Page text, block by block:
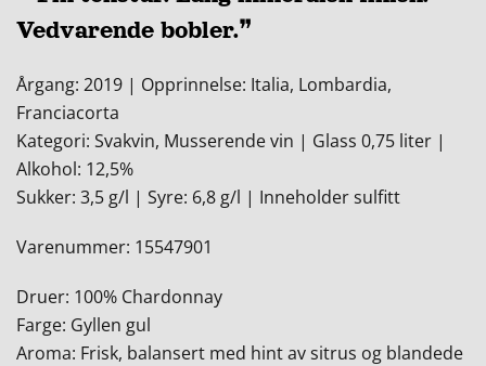
Vedvarende bobler.❞
Årgang: 2019 | Opprinnelse: Italia, Lombardia,
Franciacorta
Kategori: Svakvin, Musserende vin | Glass 0,75 liter |
Alkohol: 12,5%
Sukker: 3,5 g/l | Syre: 6,8 g/l | Inneholder sulfitt
Varenummer: 15547901
Druer: 100% Chardonnay
Farge: Gyllen gul
Aroma: Frisk, balansert med hint av sitrus og blandede